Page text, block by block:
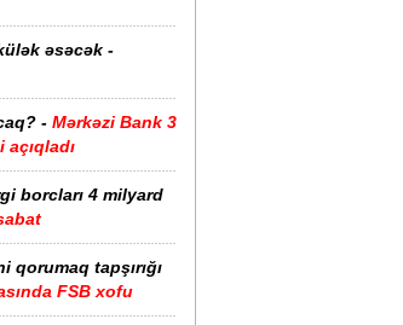
əsəcək -
- Mərkəzi Bank 3
borcları 4 milyard
tapşırığı
FSB xofu